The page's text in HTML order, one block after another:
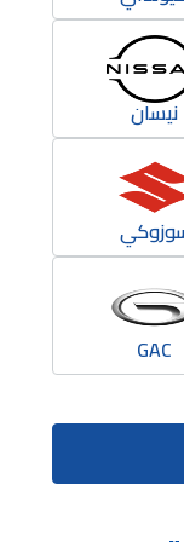
نيسان
GAC